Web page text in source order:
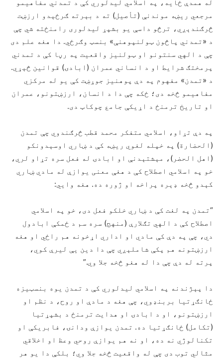
له همدې ځایه، په اسلامي ليدلوري کې د تمدني مفاهیمو
مرجعي ريښه موندنې (تأصيل) ته د بېرته ګرځېدو ارزښت
څرګندېږي، ترڅو داسې يو بشپړ لیدلوری رامنځته شي چې
د «تمدني پاڅون ټولنپوهنې» بنسټ وګرځي. دا هغه علم دی
چې د الهي سنتونو او ټولنیز واقعیت په رڼا کې د تمدني
پرمختګ شرایط او د انساني عمران (ابادۍ) قوانین څېړي.
د «تمدن» مفهوم په دې پوهنيز جوړښت کې یو له مرکزي
مفاهیمو څخه دی؛ ځکه چې دا د انسان، ارزښتونو، عمران
او تاریخ ترمنځ د اړیکې جامع چوکاټ دی.
په دې تړاو، اسلامي متفکر محمد قطب څرګندوي چې تمدن
(الحضارة) په خپله لغوي ريښه کې د ښاري اوسېدونکو
(اهل الحضر)، مېشتېدنې او ابادۍ له فعل سره تړاو لري،
خو په اسلامي اصطلاح کې د هغې معنی یوازې له مادي ښاري
کېدو څخه ډېره پراخه او ژوره ده. هغه وايي:
“تمدن په لغت کې د ښاري خلکو فعل دی، خو په اسلامي
اصطلاح کې د الهي تګلارې (منهج) سره سم د ځمکې ابادول
دي، چې په دې کې مادي او اداري اړخونه هم راځي او هغه
ارزښتونه هم پکې شاملېږي چې دا دین یې ليرې کوي،
پرته له دې چې دا له هغو څخه جلا وي.”
دا پېژندنه په اسلامي لیدلوري کې د تمدن یوه بنسټیزه
ځانګړتیا بربنډوي، چې هغه د مادې او روح، د نظم او
ارزښتونو، او د ابادۍ او هدایت ترمنځ د بشپړتیا
(تکامل) ځانګړتیا ده. تمدن یوازې ودانۍ، فابریکې او
تکنالوژي نه ده، او نه هم یوازې روحي وعظ او اخلاقي
مثالي توب دی چې له واقعیت څخه جلا وي؛ بلکې دا یو هر